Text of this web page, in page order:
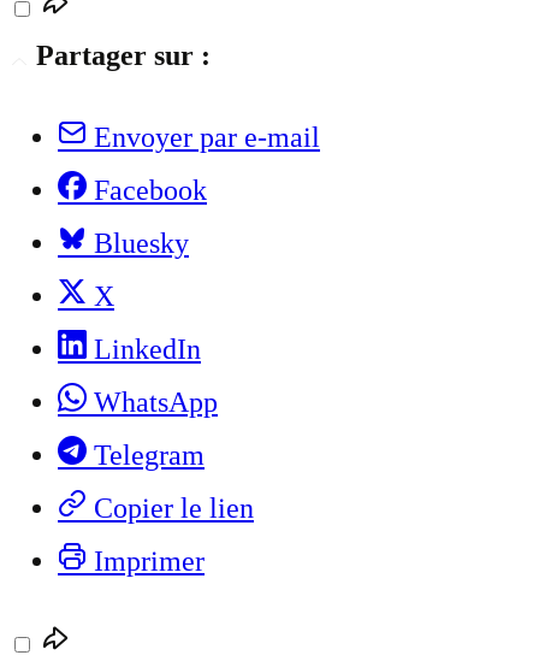
Partager sur :
Envoyer par e-mail
Facebook
Bluesky
X
LinkedIn
WhatsApp
Telegram
Copier le lien
Imprimer